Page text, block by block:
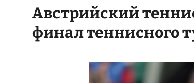
Австрийский
финал теннисного